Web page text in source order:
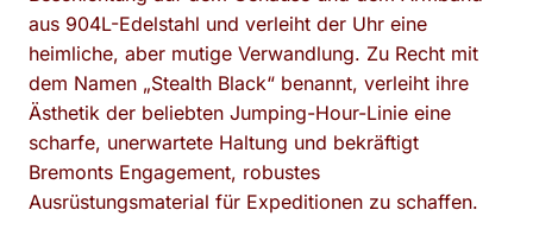
aus 904L-Edelstahl und verleiht der Uhr eine
heimliche, aber mutige Verwandlung. Zu Recht mit
dem Namen „Stealth Black“ benannt, verleiht ihre
Ästhetik der beliebten Jumping-Hour-Linie eine
scharfe, unerwartete Haltung und bekräftigt
Bremonts Engagement, robustes
Ausrüstungsmaterial für Expeditionen zu schaffen.